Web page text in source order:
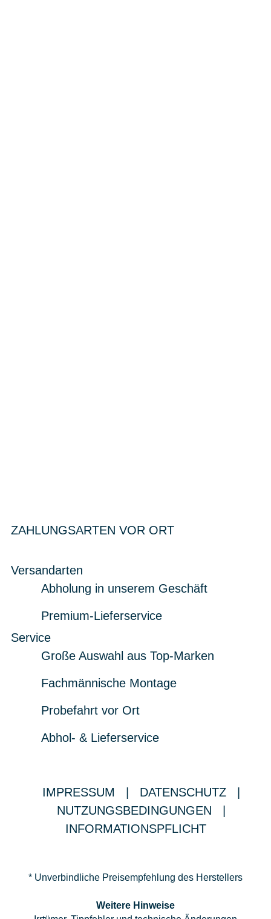
ZAHLUNGSARTEN VOR ORT
Versandarten
Abholung in unserem Geschäft
Premium-Lieferservice
Service
Große Auswahl aus Top-Marken
Fachmännische Montage
Probefahrt vor Ort
Abhol- & Lieferservice
IMPRESSUM DATENSCHUTZ
NUTZUNGSBEDINGUNGEN
INFORMATIONSPFLICHT
* Unverbindliche Preisempfehlung des Herstellers
Weitere Hinweise